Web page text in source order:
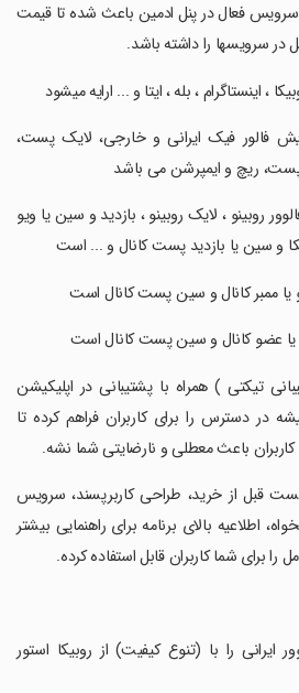
استور ! با بیشتر از +50 سرویس فعال در پنل ادمین باعث شده تا قیمت
در سرویسها را داشته باشد.
اینستاگرام ، بله ، ایتا و ... ارایه میشود
فالور فیک ایرانی و خارجی، لایک پست،
پست، ریچ و ایمپرشن می باشد
روبینو ، لایک روبینو ، بازدید و سین یا ویو
و سین یا بازدید پست کانال و ... است
ممبر کانال و سین پست کانال است
یا عضو کانال و سین پست کانال است
تیکتی ) همراه با پشتیبانی در اپلیکیشن
در دسترس را برای کاربران فراهم کرده تا
باعث معطلی و نارضایتی شما نشه.
قبل از خرید، طراحی کاربرپسند، سرویس
اطلاعیه بالای برنامه برای راهنمایی بیشتر
را برای شما کاربران قابل استفاده کرده.
ایرانی را با (تنوع کیفیت) از روبیکا استور